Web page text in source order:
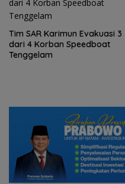
Tim SAR Karimun Evakuasi 3
dari 4 Korban Speedboat
Tenggelam